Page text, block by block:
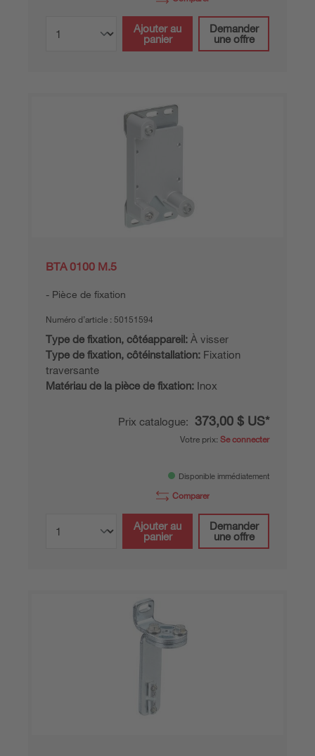
Ajouter au
panier
Demander
une offre
BTA 0100 M.5
Pièce de fixation
Numéro d’article : 50151594
Type de fixation, côtéappareil: À visser
Type de fixation, côtéinstallation: Fixation
traversante
Matériau de la pièce de fixation: Inox
Prix catalogue: 373,00 $ US*
Votre prix: Se connecter
Disponible immédiatement
Comparer
Ajouter au
panier
Demander
une offre